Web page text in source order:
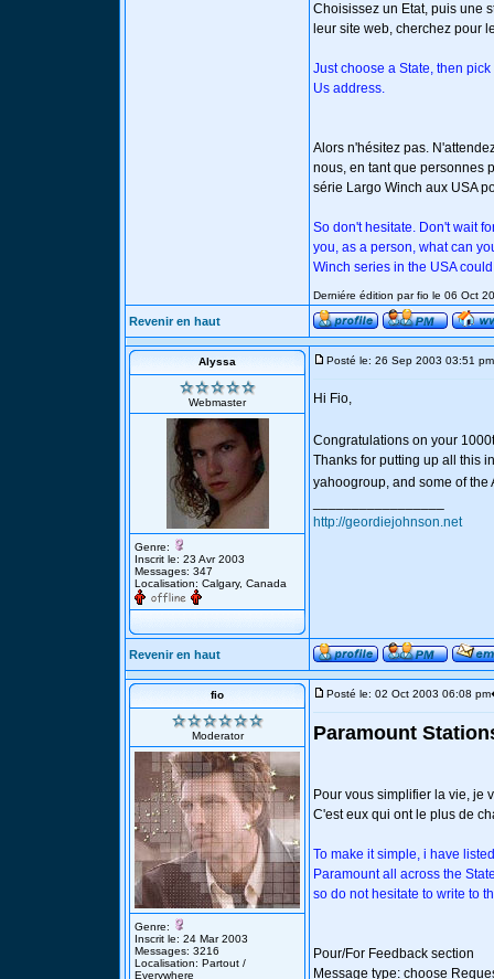
Choisissez un Etat, puis une
leur site web, cherchez pour
Just choose a State, then
Us address.
Alors n'hésitez pas.
nous, en tant que personnes
série Largo Winch aux USA
So don't hesitate. Don't wait
you, as a person, what can
Winch series in the USA
Derniére édition par fio le 06 Oct
Revenir en haut
Alyssa
Webmaster
Genre:
Inscrit le: 23 Avr 2003
Messages: 347
Localisation: Calgary, Canada
Posté le: 26 Sep 2003 03:51 pm
Hi Fio,
Congratulations on your
Thanks for putting up all this
yahoogroup, and some of
http://geordiejohnson.net
Revenir en haut
fio
Moderator
Genre:
Inscrit le: 24 Mar 2003
Messages: 3216
Localisation: Partout /
Everywhere
Posté le: 02 Oct 2003 06:08 pm
Paramount
Pour vous simplifier la vie, je
C'est eux qui ont le plus de
To make it simple, i have
Paramount all across the
so do not hesitate to write to
Pour/For Feedback section
Message type: choose